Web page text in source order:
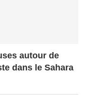
autour de
dans le Sahara